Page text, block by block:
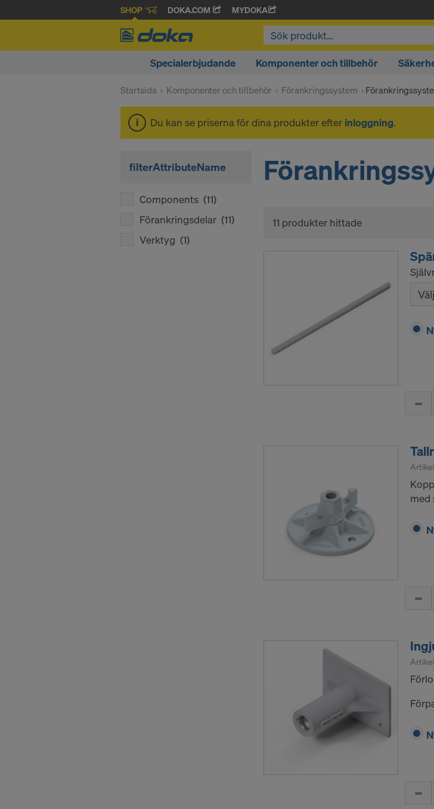
SHOP DOKA.COM MYDOKA
Specialerbjudande Komponenter och tillbehör
Startsida Komponenter och tillbehör Förankringssystem
Du kan se priserna för dina produkter efter inloggning.
filterAttributeName
Components (11)
Förankringsdelar (11)
Verktyg (1)
11 produkter hittade
med